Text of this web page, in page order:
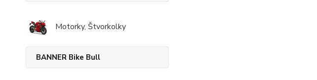
Motorky, Štvorkolky
BANNER Bike Bull